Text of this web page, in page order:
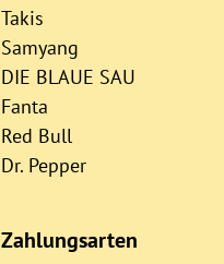
Takis
Samyang
DIE BLAUE SAU
Fanta
Red Bull
Dr. Pepper
Zahlungsarten